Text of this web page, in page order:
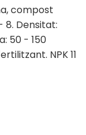
compost
8. Densitat:
50 - 150
NPK 11